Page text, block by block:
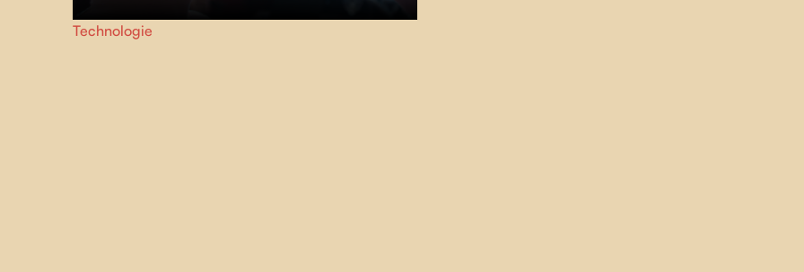
Après des années à dépendre d’outils médicaux pour sa
survie, la réalisatrice Dominique Leclerc se tourne vers les
Technologie